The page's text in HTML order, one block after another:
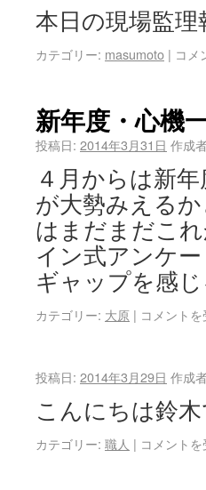
本日の現場監理
カテゴリー: masumoto | コメ
新年度・心機
投稿日: 2014年3月31日 作成
４月からは新
が大勢みえる
はまだまだこ
イン式アンケ
ギャップを感
カテゴリー: 大原 | コメント
投稿日: 2014年3月29日 作成
こんにちは鈴
カテゴリー: 職人 | コメント